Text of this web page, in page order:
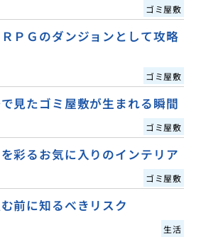
ゴミ屋敷
ＰＧのダンジョンとして攻略
ゴミ屋敷
見たゴミ屋敷が生まれる瞬間
ゴミ屋敷
彩るお気に入りのインテリア
ゴミ屋敷
前に知るべきリスク
生活